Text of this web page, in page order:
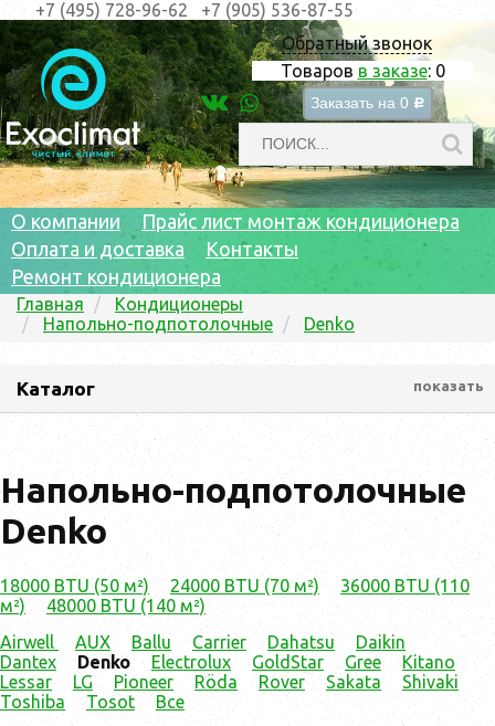
Обратный звонок
Товаров в заказе: 0
Заказать на 0 c
+7 (495) 728-96-62 +7 (905) 536-87-55
О компании
Прайс лист монтаж кондиционера
Оплата и доставка
Контакты
Ремонт кондиционера
Главная
Кондиционеры
Напольно-подпотолочные
Denko
Каталог показать
Напольно-подпотолочные
Denko
18000 BTU (50 м²) 24000 BTU (70 м²)
36000 BTU (110
м²)
48000 BTU (140 м²)
Airwell
AUX Ballu Carrier Dahatsu
Daikin
Dantex
Denko Electrolux GoldStar Gree
Kitano
Lessar
LG Pioneer Röda Rover Sakata
Shivaki
Toshiba
Tosot
Все